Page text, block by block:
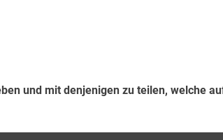
und mit denjenigen zu teilen, welche